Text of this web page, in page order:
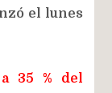
el lunes
35 % del